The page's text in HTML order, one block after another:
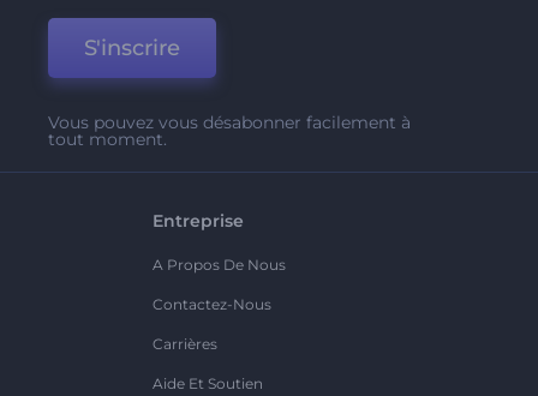
S'inscrire
Vous pouvez vous désabonner facilement à
tout moment.
Entreprise
A Propos De Nous
Contactez-Nous
Carrières
Aide Et Soutien